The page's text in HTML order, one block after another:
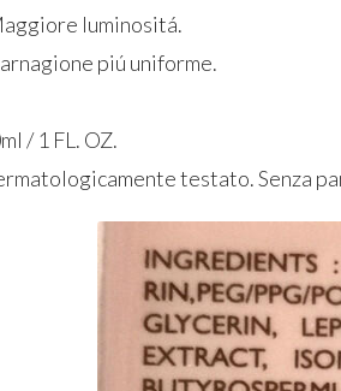
luminositá.
piú uniforme.
/ 1 FL. OZ.
testato. Senza